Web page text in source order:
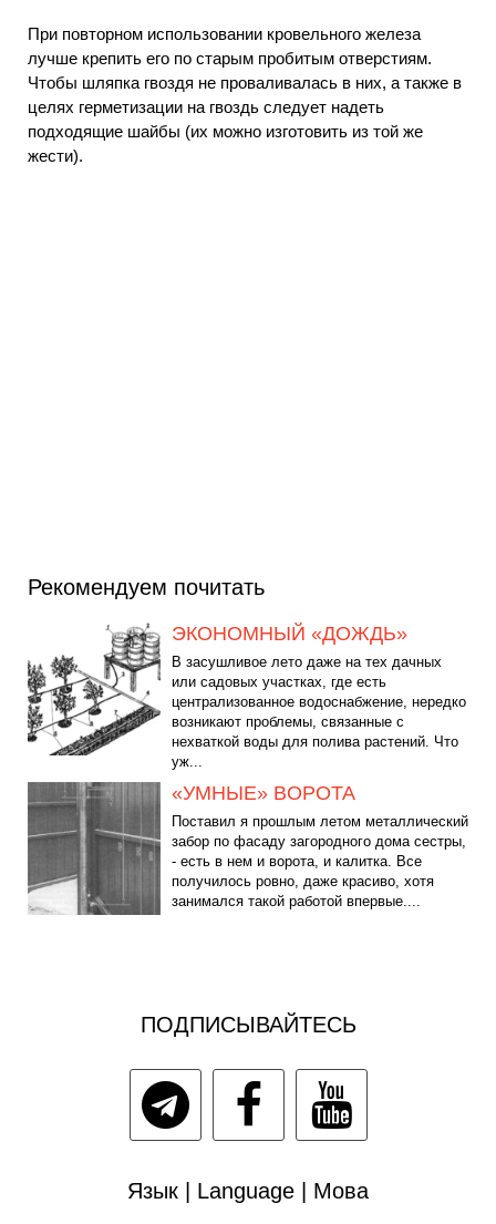
При повторном использовании кровельного железа
лучше крепить его по старым пробитым отверстиям.
Чтобы шляпка гвоздя не проваливалась в них, а также в
целях герметизации на гвоздь следует надеть
подходящие шайбы (их можно изготовить из той же
жести).
Рекомендуем почитать
ЭКОНОМНЫЙ «ДОЖДЬ»
В засушливое лето даже на тех дачных
или садовых участках, где есть
централизованное водоснабжение, нередко
возникают проблемы, связанные с
нехваткой воды для полива растений. Что
уж...
«УМНЫЕ» BOPOTA
Поставил я прошлым летом металлический
забор по фасаду загородного дома сестры,
- есть в нем и ворота, и калитка. Все
получилось ровно, даже красиво, хотя
занимался такой работой впервые....
ПОДПИСЫВАЙТЕСЬ
Язык | Language | Мова